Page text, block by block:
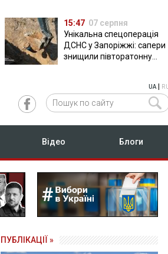
15:47 07 серпня
Унікальна спецоперація
ДСНС у Запоріжжі: сапери
знищили півторатонну
UA| RU
Відео Блоги
ПУБЛІКАЦІЇ »